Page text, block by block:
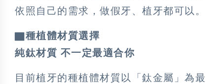
依照自己的需求，做假牙、植牙都可以。
▇種植體材質選擇
純鈦材質 不一定最適合你
目前植牙的種植體材質以「鈦金屬」為最